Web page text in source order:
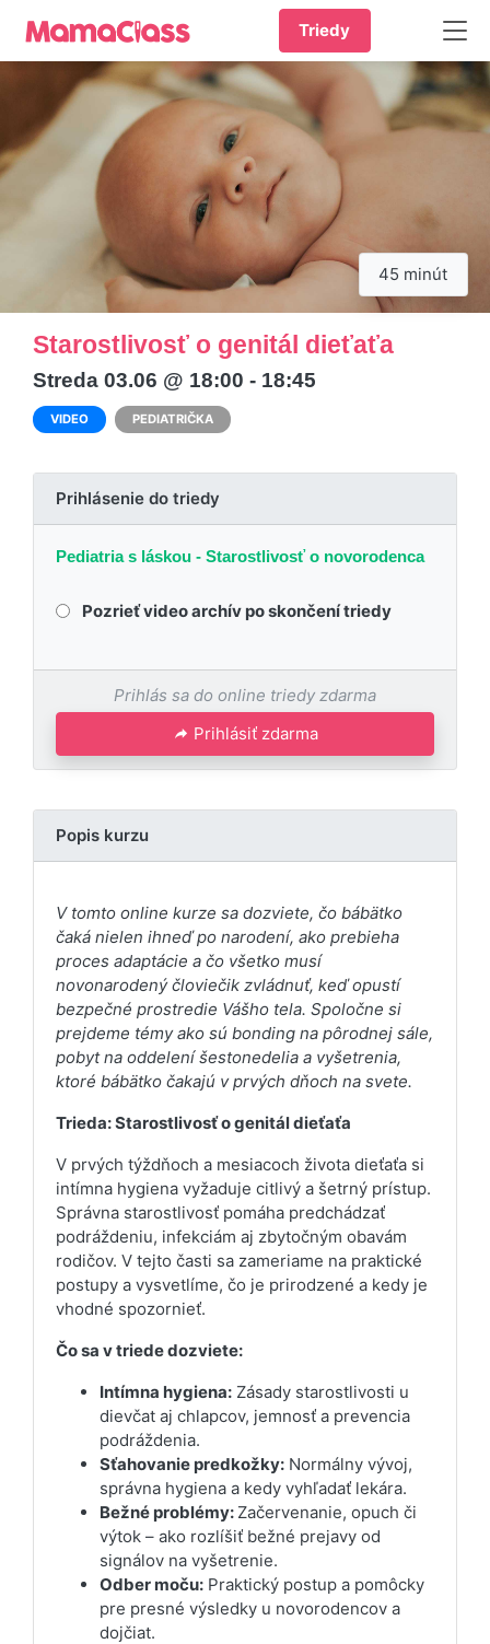
Triedy
45 minút
Starostlivosť o genitál dieťaťa
Streda 03.06 @ 18:00 - 18:45
VIDEO PEDIATRIČKA
Prihlásenie do triedy
Pediatria s láskou - Starostlivosť o novorodenca
Pozrieť video archív po skončení triedy
Prihlás sa do online triedy zdarma
Prihlásiť zdarma
Popis kurzu
V tomto online kurze sa dozviete, čo bábätko
čaká nielen ihneď po narodení, ako prebieha
proces adaptácie a čo všetko musí
novonarodený človiečik zvládnuť, keď opustí
bezpečné prostredie Vášho tela. Spoločne si
prejdeme témy ako sú bonding na pôrodnej sále,
pobyt na oddelení šestonedelia a vyšetrenia,
ktoré bábätko čakajú v prvých dňoch na svete.
Trieda: Starostlivosť o genitál dieťaťa
V prvých týždňoch a mesiacoch života dieťaťa si
intímna hygiena vyžaduje citlivý a šetrný prístup.
Správna starostlivosť pomáha predchádzať
podráždeniu, infekciám aj zbytočným obavám
rodičov. V tejto časti sa zameriame na praktické
postupy a vysvetlíme, čo je prirodzené a kedy je
vhodné spozornieť.
Čo sa v triede dozviete:
Intímna hygiena: Zásady starostlivosti u
dievčat aj chlapcov, jemnosť a prevencia
podráždenia.
Sťahovanie predkožky: Normálny vývoj,
správna hygiena a kedy vyhľadať lekára.
Bežné problémy: Začervenanie, opuch či
výtok – ako rozlíšiť bežné prejavy od
signálov na vyšetrenie.
Odber moču: Praktický postup a pomôcky
pre presné výsledky u novorodencov a
dojčiat.